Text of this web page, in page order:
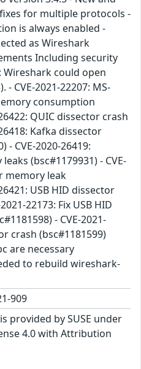
for multiple protocols -
is always enabled -
as Wireshark
Including security
Wireshark could open
- CVE-2021-22207: MS-
consumption
QUIC dissector crash
Kafka dissector
- CVE-2020-26419:
(bsc#1179931) - CVE-
memory leak
USB HID dissector
22173: Fix USB HID
- CVE-2021-
crash (bsc#1181599)
are necessary
to rebuild wireshark-
909
provided by SUSE under
4.0 with Attribution